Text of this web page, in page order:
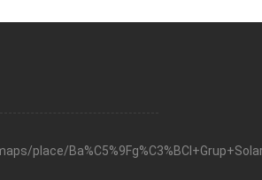
place/